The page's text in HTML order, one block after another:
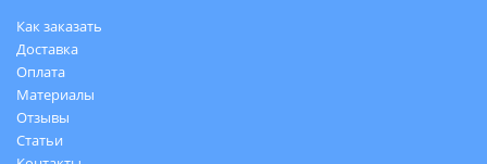
Как заказать
Доставка
Оплата
Материалы
Отзывы
Статьи